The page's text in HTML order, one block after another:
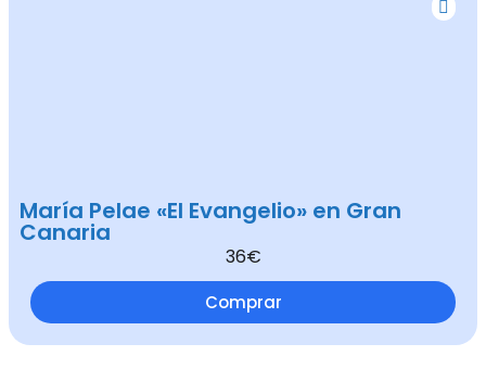
María Pelae «El Evangelio» en Gran
Canaria
36€
Comprar